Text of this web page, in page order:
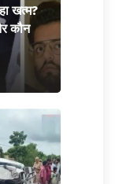
खत्म?
कौन